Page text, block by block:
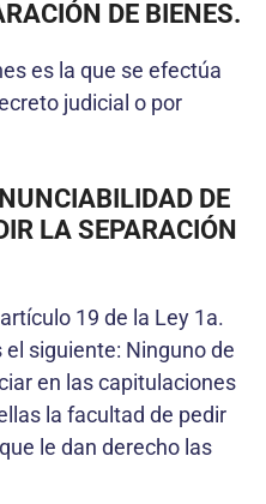
DE BIENES.
es la que se efectúa
judicial o por
DE
LA SEPARACIÓN
19 de la Ley 1a.
siguiente: Ninguno de
en las capitulaciones
la facultad de pedir
le dan derecho las